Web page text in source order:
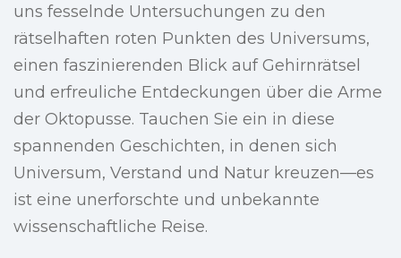
uns fesselnde Untersuchungen zu den
rätselhaften roten Punkten des Universums,
einen faszinierenden Blick auf Gehirnrätsel
und erfreuliche Entdeckungen über die Arme
der Oktopusse. Tauchen Sie ein in diese
spannenden Geschichten, in denen sich
Universum, Verstand und Natur kreuzen—es
ist eine unerforschte und unbekannte
wissenschaftliche Reise.